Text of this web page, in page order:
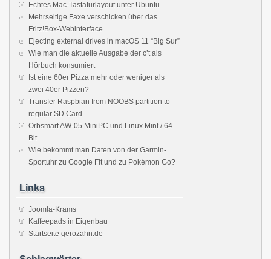
Echtes Mac-Tastaturlayout unter Ubuntu
Mehrseitige Faxe verschicken über das
Fritz!Box-Webinterface
Ejecting external drives in macOS 11 “Big Sur”
Wie man die aktuelle Ausgabe der c’t als
Hörbuch konsumiert
Ist eine 60er Pizza mehr oder weniger als
zwei 40er Pizzen?
Transfer Raspbian from NOOBS partition to
regular SD Card
Orbsmart AW-05 MiniPC und Linux Mint / 64
Bit
Wie bekommt man Daten von der Garmin-
Sportuhr zu Google Fit und zu Pokémon Go?
Links
Joomla-Krams
Kaffeepads in Eigenbau
Startseite gerozahn.de